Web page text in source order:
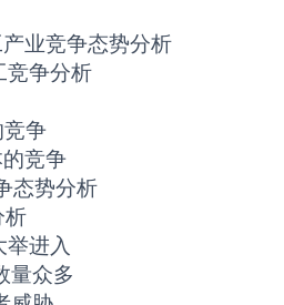
业竞争态势分析
竞争分析
竞争
竞争
态势分析
析
举进入
量众多